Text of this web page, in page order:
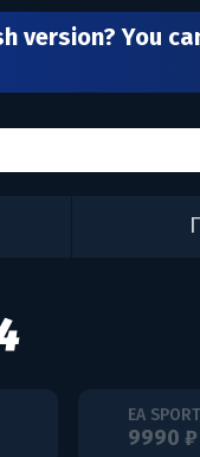
version? You
EA
9990 ₽